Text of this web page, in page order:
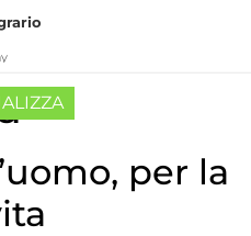
per la